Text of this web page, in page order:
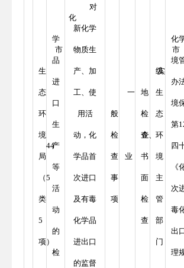
44
市
生
态
环
境
局
（5
类
5
项）
化
学
品
进
口
生
产
等
活
动
的
检
对
新化学
物质生
产、加
工、使
用活
动，化
学品首
次进口
及有毒
化学品
进出口
的监督
一
般
检
查
事
项
企
业
实
地
检
查、
书
面
检
查
市
级
生
态
环
境
主
管
部
门
化
境
办
境
第
四
《
次
毒
出
理